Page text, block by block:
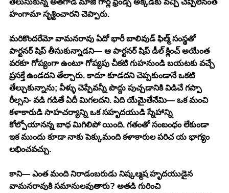
హంగామా సృశ్టించారని చెప్పారు.
మరికొందరేమో వామనరావు ఏదో భారీ బాలివుడ్ ఫిల్మ్ సంస్థతో
పార్టనర్ షిప్ తీసుకున్నాడని— ఆ పార్టనర్ షిప్ డీల్ క్లించ్ అయేంత
వరకూ గోప్యంగా ఉంటూ గోప్యపు చీకటి గుహనుండి బయటకు వచ్చే
ప్రసక్తే ఉండదని తేల్చారు. కాదూ కూడదని చెప్పకుండానే ఒకటి
తేల్చుకున్నాను; వీళ్ళు చెప్పేవన్నీ పొద్దు పుచ్చడానికి విడిచే గప్పా
రీల్సని- వడి గడితే ఏదీ మిగలదని. ఏది యేమైతేనేమి— ఒక మంచి
కళాకారుడి సాహచర్యాన్ని ఒక సహృదయుడి స్నేహాన్ని
కోల్పోయానన్న బాధ మిగిలిపో యింది. గతంతో సంబంధం లేకుండా
ఇక ముందు కూడా నాకు పెక్కుమంది కళాకారుల పరిచ య భాగ్యం
లభించవచ్చు.
కాని— ఎంత మంది నిరాడంబరుడు నిష్కల్మష హృదయుడైన
వామనరావుకి సమానులవుతారు? అతడి గురించి